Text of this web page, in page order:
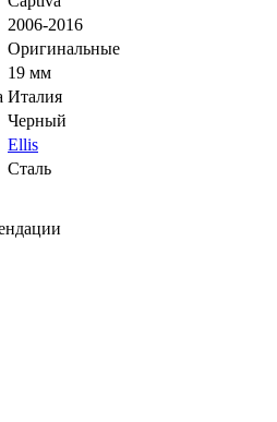
2006-2016
Оригинальные
19 мм
Италия
Черный
Ellis
Сталь